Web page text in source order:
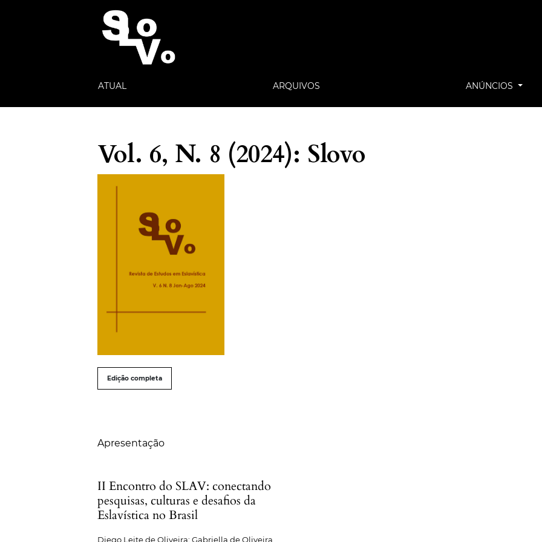
ATUAL ARQUIVOS ANÚNCIOS
Vol. 6, N. 8 (2024): Slovo
##issue.tableOfContents##
Edição completa
Apresentação
II Encontro do SLAV: conectando
pesquisas, culturas e desafios da
Eslavística no Brasil
Diego Leite de Oliveira; Gabriella de Oliveira